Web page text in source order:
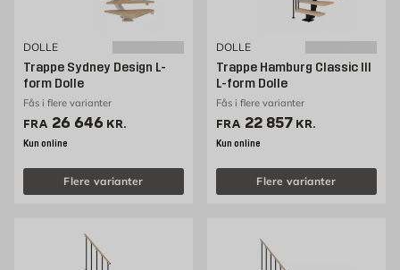
DOLLE
Trappe Sydney Design L-
form Dolle
Fås i flere varianter
FRA Pris 26646 kr. /stk
26 646 KR.
Kun online
Flere varianter
DOLLE
Trappe Hamburg Classic III
L-form Dolle
Fås i flere varianter
FRA Pris 22857 kr. /stk
22 857 KR.
Kun online
Flere varianter